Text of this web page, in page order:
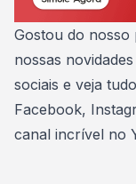
Gostou do nosso
nossas
sociais e veja
Facebook,
canal incrível no